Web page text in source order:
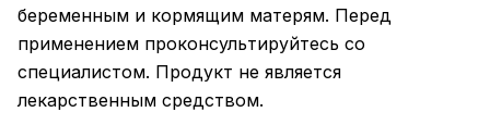
беременным и кормящим матерям. Перед
применением проконсультируйтесь со
специалистом. Продукт не является
лекарственным средством.